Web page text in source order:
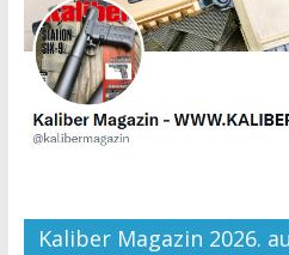
Kaliber Magazin 2026.